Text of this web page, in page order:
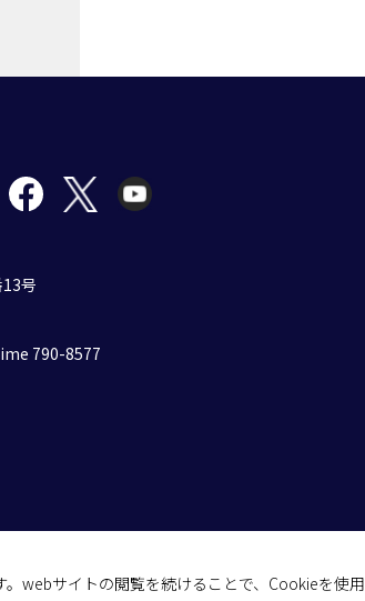
webサイトの閲覧を続けることで、Cookieを使
号
790-8577
(C) 2026